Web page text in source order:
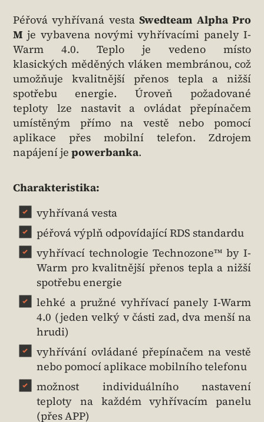
Péřová vyhřívaná vestaSwedteam Alpha Pro
M je vybavena novými vyhřívacími panely I-
Warm 4.0. Teplo je vedeno místo
klasických měděných vláken membránou, což
umožňuje kvalitnější přenos tepla a nižší
spotřebu energie. Úroveň požadované
teploty lze nastavit a ovládat přepínačem
umístěným přímo na vestě nebo pomocí
aplikace přes mobilní telefon. Zdrojem
napájení je powerbanka.
Charakteristika:
vyhřívaná vesta
péřová výplň odpovídající RDS standardu
vyhřívací technologie Technozone™ by I-
Warm pro kvalitnější přenos tepla a nižší
spotřebu energie
lehké a pružné vyhřívací panely I-Warm
4.0 (jeden velký v části zad, dva menší na
hrudi)
vyhřívání ovládané přepínačem na vestě
nebo pomocí aplikace mobilního telefonu
možnost individuálního nastavení
teploty na každém vyhřívacím panelu
(přes APP)